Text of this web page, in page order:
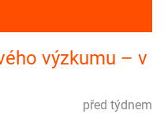
výzkumu – v
před týdnem